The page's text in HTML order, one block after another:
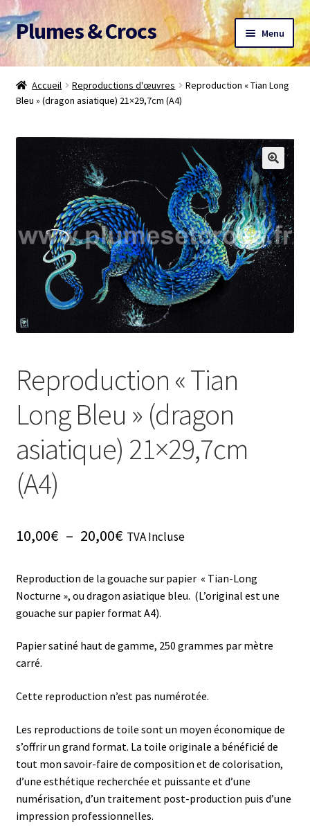
Aller
à
la
navigation
Aller
au
contenu
Plumes & Crocs Menu
Accueil
Devis gratuit
Panier
Mon compte
A propos
Me contacter
Accueil Reproductions d'œuvres
Reproduction « Tian Long
Bleu » (dragon asiatique) 21×29,7cm (A4)
Reproduction « Tian
Long Bleu » (dragon
asiatique) 21×29,7cm
(A4)
10,00€ – 20,00€Plage
prix :
10,00€
TVA Incluse
Reproduction de la gouache sur papier « Tian-Long
Nocturne », ou dragon asiatique bleu. (L’original est une
gouache sur papier format A4).
Papier satiné haut de gamme, 250 grammes par mètre
carré.
Cette reproduction n’est pas numérotée.
Les reproductions de toile sont un moyen économique de
s’offrir un grand format. La toile originale a bénéficié de
tout mon savoir-faire de composition et de colorisation,
d’une esthétique recherchée et puissante et d’une
numérisation, d’un traitement post-production puis d’une
impression professionnelles.